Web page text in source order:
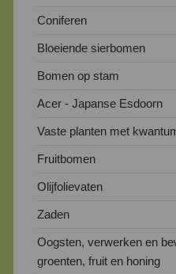
Coniferen
Bloeiende sierbomen
Bomen op stam
Acer - Japanse Esdoorn
Vaste planten met
Fruitbomen
Olijfolievaten
Zaden
Oogsten, verwerken en
groenten, fruit en honing